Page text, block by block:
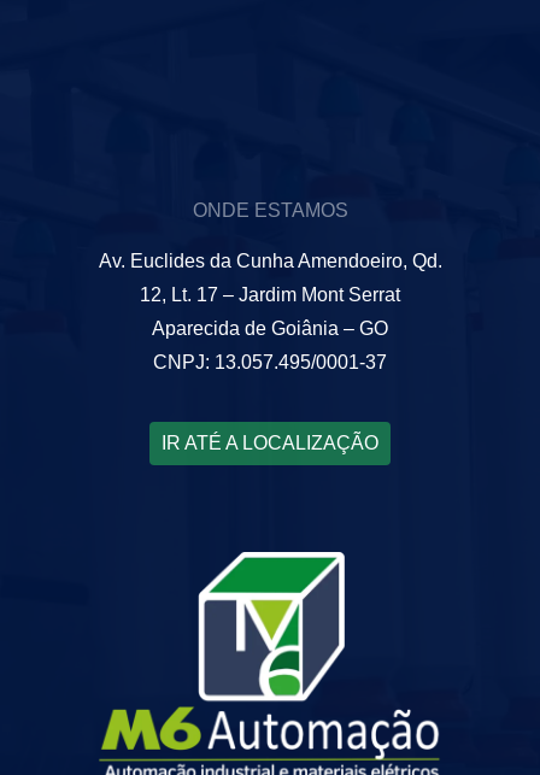
ONDE ESTAMOS
Av. Euclides da Cunha Amendoeiro, Qd.
12, Lt. 17 – Jardim Mont Serrat
Aparecida de Goiânia – GO
CNPJ: 13.057.495/0001-37
IR ATÉ A LOCALIZAÇÃO